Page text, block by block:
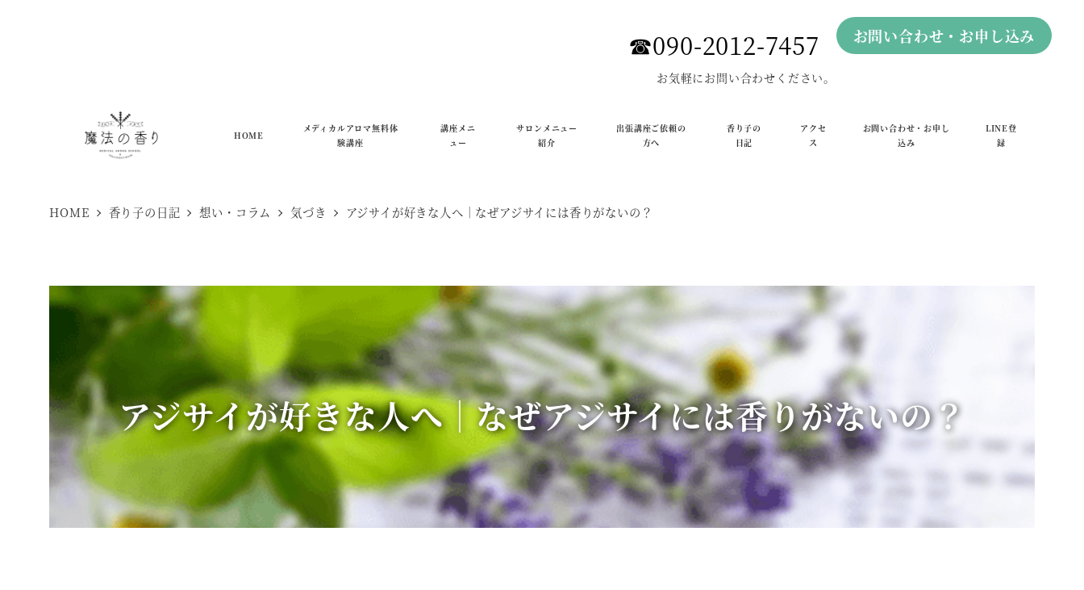
☎︎090-2012-7457 お問い合わせ・お申し込み
お気軽にお問い合わせください。
HOME
メディカルアロマ無料体
験講座
講座メニ
ュー
サロンメニュー
紹介
出張講座ご依頼の
方へ
香り子の
日記
アクセ
ス
お問い合わせ・お申し
込み
LINE登
録
HOME 香り子の日記 想い・コラム 気づき アジサイが好きな人へ｜なぜアジサイには香りがないの？
アジサイが好きな人へ｜なぜアジサイには香りがないの？